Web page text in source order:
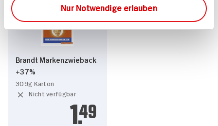
Nur Notwendige erlauben
Brandt Markenzwieback
+37%
309g Karton
Nicht verfügbar
1.49